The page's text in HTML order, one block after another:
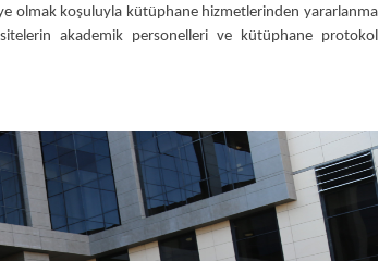
olmak koşuluyla kütüphane hizmetlerinden yararlanma
akademik personelleri ve kütüphane protokol